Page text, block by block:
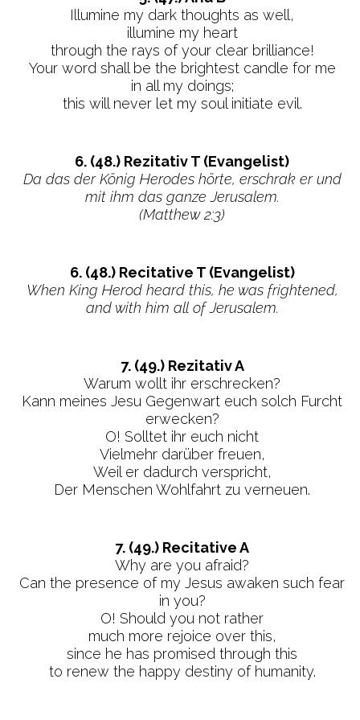
Illumine my dark thoughts as well,
illumine my heart
through the rays of your clear brilliance!
Your word shall be the brightest candle for me
in all my doings;
this will never let my soul initiate evil.
6. (48.) Rezitativ T (Evangelist)
Da das der König Herodes hörte, erschrak er und
mit ihm das ganze Jerusalem.
(Matthew 2:3)
6. (48.) Recitative T (Evangelist)
When King Herod heard this, he was frightened,
and with him all of Jerusalem.
7. (49.) Rezitativ A
Warum wollt ihr erschrecken?
Kann meines Jesu Gegenwart euch solch Furcht
erwecken?
O! Solltet ihr euch nicht
Vielmehr darüber freuen,
Weil er dadurch verspricht,
Der Menschen Wohlfahrt zu verneuen.
7. (49.) Recitative A
Why are you afraid?
Can the presence of my Jesus awaken such fear
in you?
O! Should you not rather
much more rejoice over this,
since he has promised through this
to renew the happy destiny of humanity.